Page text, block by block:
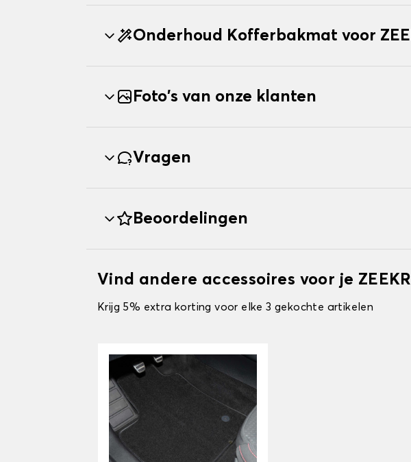
Onderhoud Kofferbakmat voor
Foto's van onze klanten
Vragen
Beoordelingen
Vind andere accessoires voor je
Krijg 5% extra korting voor elke 3 gekochte artikelen